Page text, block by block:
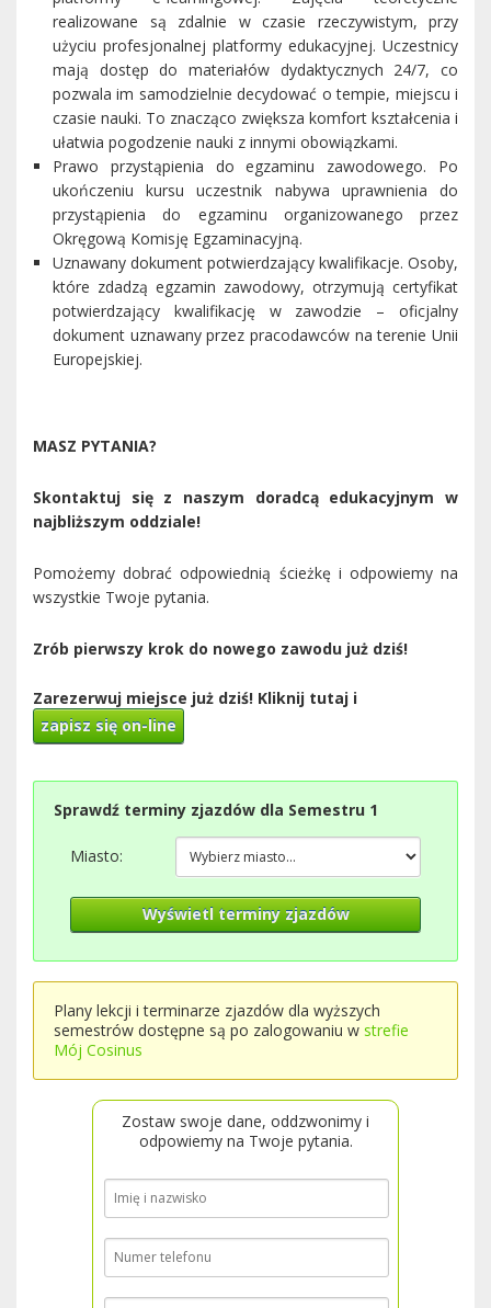
realizowane są zdalnie w czasie rzeczywistym, przy
użyciu profesjonalnej platformy edukacyjnej. Uczestnicy
mają dostęp do materiałów dydaktycznych 24/7, co
pozwala im samodzielnie decydować o tempie, miejscu i
czasie nauki. To znacząco zwiększa komfort kształcenia i
ułatwia pogodzenie nauki z innymi obowiązkami.
Prawo przystąpienia do egzaminu zawodowego. Po
ukończeniu kursu uczestnik nabywa uprawnienia do
przystąpienia do egzaminu organizowanego przez
Okręgową Komisję Egzaminacyjną.
Uznawany dokument potwierdzający kwalifikacje. Osoby,
które zdadzą egzamin zawodowy, otrzymują certyfikat
potwierdzający kwalifikację w zawodzie – oficjalny
dokument uznawany przez pracodawców na terenie Unii
Europejskiej.
MASZ PYTANIA?
Skontaktuj się z naszym doradcą edukacyjnym w
najbliższym oddziale!
Pomożemy dobrać odpowiednią ścieżkę i odpowiemy na
wszystkie Twoje pytania.
Zrób pierwszy krok do nowego zawodu już dziś!
Zarezerwuj miejsce już dziś! Kliknij tutaj i
zapisz się on-line
Sprawdź terminy zjazdów dla Semestru 1
Miasto:
Wyświetl terminy zjazdów
Plany lekcji i terminarze zjazdów dla wyższych
semestrów dostępne są po zalogowaniu w strefie
Mój Cosinus
Zostaw swoje dane, oddzwonimy i
odpowiemy na Twoje pytania.